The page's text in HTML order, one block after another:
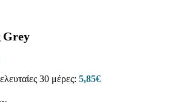
Grey
30 μέρες: 5,85€